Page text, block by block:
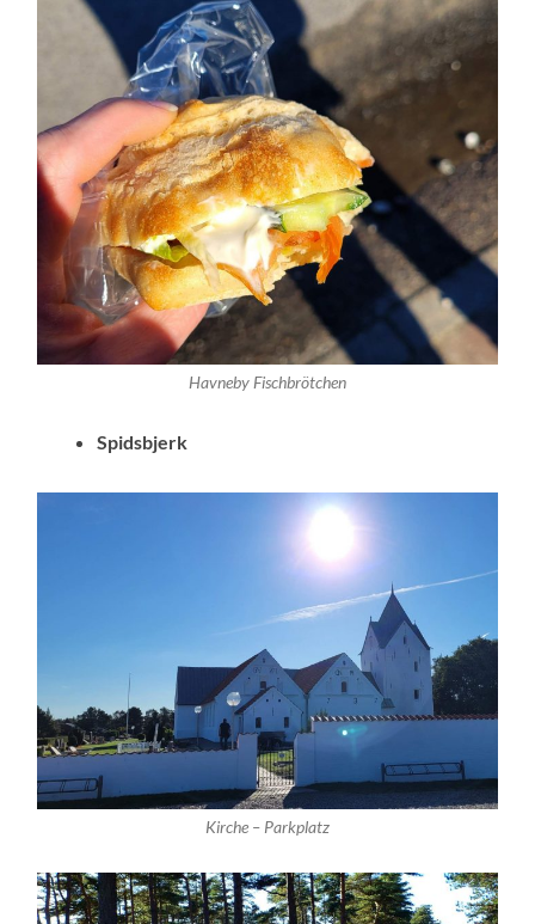
Havneby Fischbrötchen
Spidsbjerk
Kirche – Parkplatz